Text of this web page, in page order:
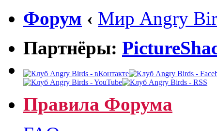
Форум ‹ Мир Angry
Партнёры:
Правила Форума